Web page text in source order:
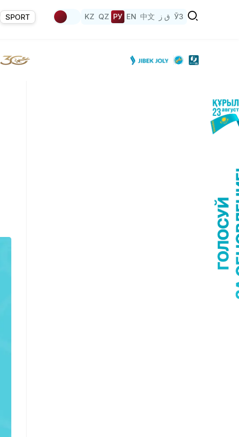
SPORT KZ QZ РУ EN 中文 ق ز ЎЗ